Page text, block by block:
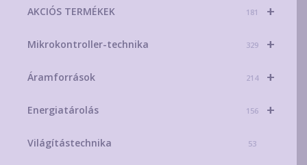
+
AKCIÓS TERMÉKEK 181
+
Mikrokontroller-technika 329
+
Áramforrások 214
+
Energiatárolás 156
Világítástechnika 53